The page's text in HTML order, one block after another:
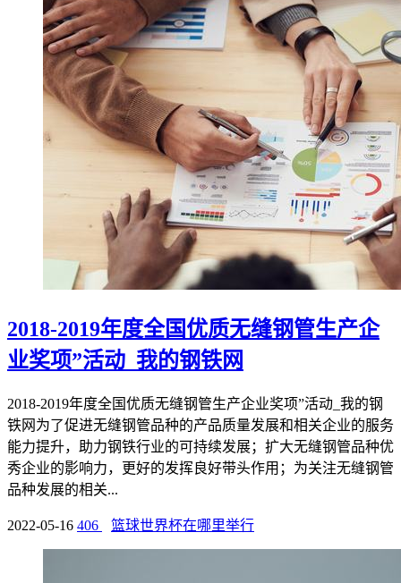
2018-2019年度全国优质无缝钢管生产企
业奖项”活动_我的钢铁网
2018-2019年度全国优质无缝钢管生产企业奖项”活动_我的钢
铁网为了促进无缝钢管品种的产品质量发展和相关企业的服务
能力提升，助力钢铁行业的可持续发展；扩大无缝钢管品种优
秀企业的影响力，更好的发挥良好带头作用；为关注无缝钢管
品种发展的相关...
2022-05-16 406 篮球世界杯在哪里举行